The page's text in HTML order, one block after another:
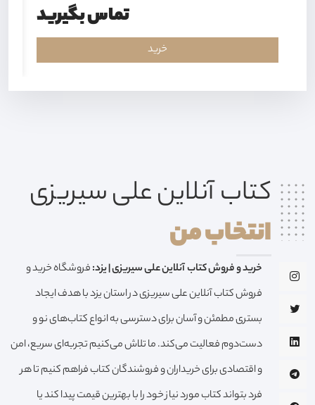
تماس بگیرید
خرید
کتاب آنلاین علی سیریزی
انتخاب من
خرید و فروش کتاب آنلاین علی سیریزی | یزد:فروشگاه خرید و
فروش کتاب آنلاین علی سیریزی در استان یزد با هدف ایجاد
بستری مطمئن و آسان برای دسترسی به انواع کتاب‌های نو و
دست‌دوم فعالیت می‌کند. ما تلاش می‌کنیم تجربه‌ای سریع، امن
و اقتصادی برای خریداران و فروشندگان کتاب فراهم کنیم تا هر
فرد بتواند کتاب مورد نیاز خود را با بهترین قیمت پیدا کند یا